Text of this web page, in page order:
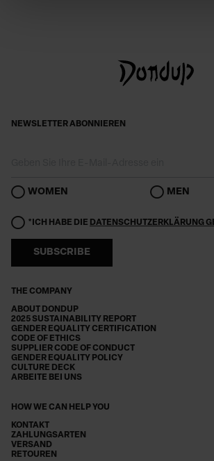
THE COMPANY
ABOUT DONDUP
2025 SUSTAINABILITY REPORT
GENDER EQUALITY CERTIFICATION
CODE OF ETHICS
SUPPLIER CODE OF CONDUCT
GENDER EQUALITY POLICY
CULTURE DECK
ARBEITE BEI UNS
HOW WE CAN HELP YOU
KONTAKT
ZAHLUNGSARTEN
VERSAND
RETOUREN
NEWSLETTER ABONNIEREN
WOMEN MEN
*ICH HABE DIE DATENSCHUTZERKLÄRUNG
SUBSCRIBE